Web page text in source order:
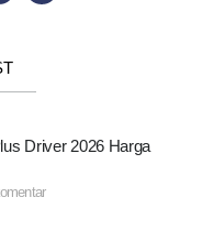
Driver 2026 Harga